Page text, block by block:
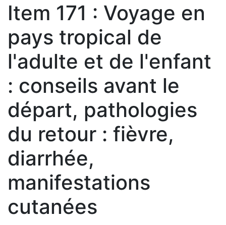
Item 171 : Voyage en
pays tropical de
l'adulte et de l'enfant
: conseils avant le
départ, pathologies
du retour : fièvre,
diarrhée,
manifestations
cutanées